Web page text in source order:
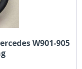
W901-905